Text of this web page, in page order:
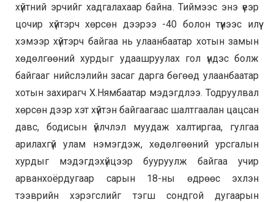
хүйтний эрчийг хадгалахаар байна. Тиймээс энэ үеэр
цочир хүйтэрч хөрсөн дээрээ -40 болон түүнээс илүү
хэмээр хүйтэрч байгаа нь улаанбаатар хотын замын
хөдөлгөөний хурдыг удаашруулах гол үндэс болж
байгааг нийслэлийн засаг дарга бөгөөд улаанбаатар
хотын захирагч Х.Нямбаатар мэдэгдлээ. Тодруулвал
хөрсөн дээр хэт хүйтэн байгаагаас шалтгаалан цацсан
давс, бодисын үйлчлэл муудаж халтиргаа, гулгаа
арилахгүй улам нэмэгдэж, хөдөлгөөний урсгалын
хурдыг мэдэгдэхүйцээр бууруулж байгаа учир
арванхоёрдугаар сарын 18-ны өдрөөс эхлэн
тээврийн хэрэгслийг тэгш сондгой дугаарын